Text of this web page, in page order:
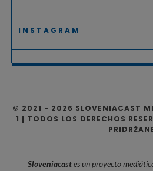
INSTAGRAM
© 2021 - 2026 SLOVENIACAST
1 | TODOS LOS DERECHOS
Sloveniacastes un proyecto